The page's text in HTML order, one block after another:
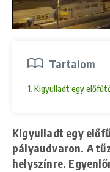
Tartalom
1. Kigyulladt egy
Kigyulladt egy
pályaudvaron. A
helyszínre.